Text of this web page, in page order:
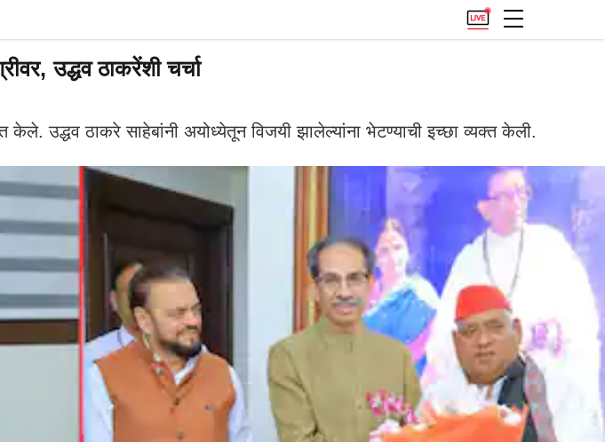
उद्धव ठाकरेंशी चर्चा
उद्धव ठाकरे साहेबांनी अयोध्येतून विजयी झालेल्यांना भेटण्याची इच्छा व्यक्त केली.